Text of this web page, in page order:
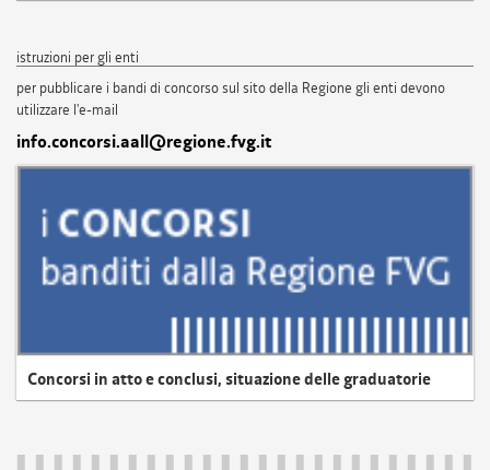
istruzioni per gli enti
per pubblicare i bandi di concorso sul sito della Regione gli enti devono
utilizzare l'e-mail
info.concorsi.aall@regione.fvg.it
Concorsi in atto e conclusi, situazione delle graduatorie